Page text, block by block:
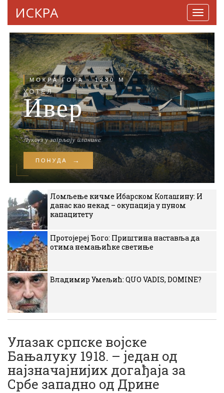
ИСКРА
Ломљење кичме Ибарском Колашину: И
данас као некад – окупација у пуном
капацитету
Протојереј Ђого: Приштина наставља да
отима немањићке светиње
Владимир Умељић: QUO VADIS, DOMINE?
Улазак српске војске
Бањалуку 1918. – један од
најзначајнијих догађаја за
Србе западно од Дрине